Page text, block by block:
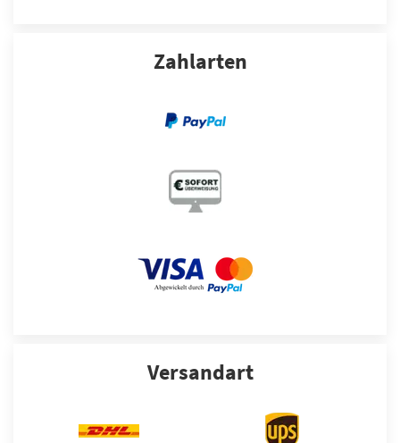
Zahlarten
Versandart